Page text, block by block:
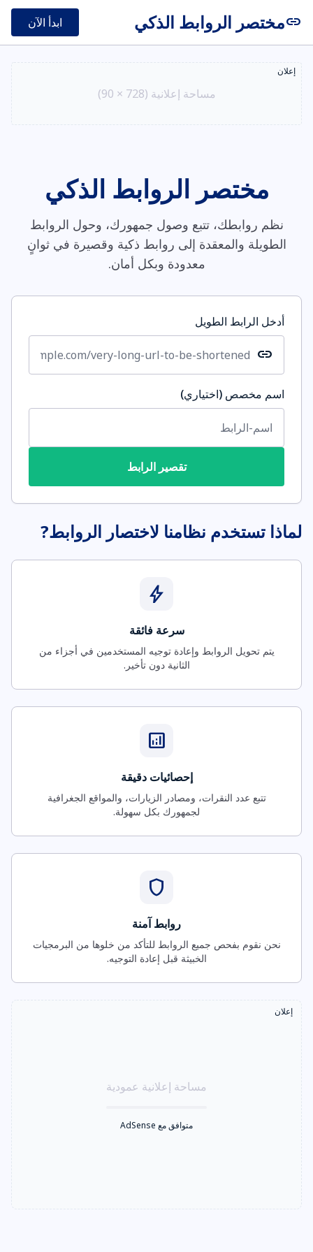
linkمختصر الروابط الذكي ابدأ الآن
إعلان
مساحة إعلانية (728 × 90)
مختصر الروابط الذكي
نظم روابطك، تتبع وصول جمهورك، وحول الروابط
الطويلة والمعقدة إلى روابط ذكية وقصيرة في ثوانٍ
معدودة وبكل أمان.
أدخل الرابط الطويل
link
اسم مخصص (اختياري)
تقصير الرابط
لماذا تستخدم نظامنا لاختصار الروابط?
bolt
سرعة فائقة
يتم تحويل الروابط وإعادة توجيه المستخدمين في أجزاء من
الثانية دون تأخير.
analytics
إحصائيات دقيقة
تتبع عدد النقرات، ومصادر الزيارات، والمواقع الجغرافية
لجمهورك بكل سهولة.
shield
روابط آمنة
نحن نقوم بفحص جميع الروابط للتأكد من خلوها من البرمجيات
الخبيثة قبل إعادة التوجيه.
إعلان
مساحة إعلانية عمودية
متوافق مع AdSense